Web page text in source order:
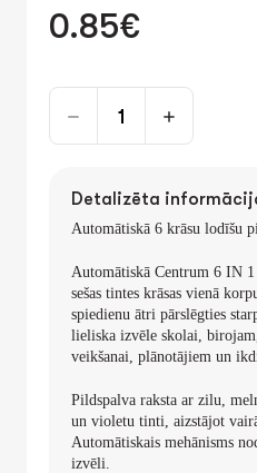
0.85€
Detalizēta
Automātiskā 6 krāsu lodīšu
Automātiskā Centrum 6 IN 1
sešas tintes krāsas vienā
spiedienu ātri pārslēgties
lieliska izvēle skolai,
veikšanai, plānotājiem un
Pildspalva raksta ar zilu,
un violetu tinti, aizstājot
Automātiskais mehānisms
izvēli.